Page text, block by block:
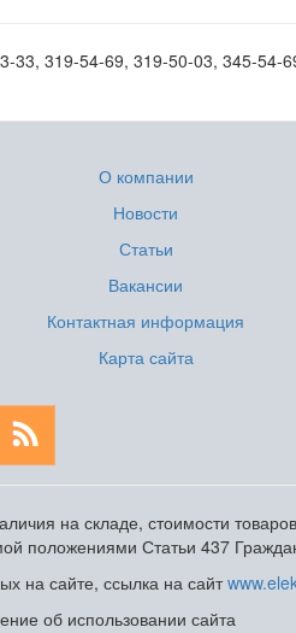
319-54-69, 319-50-03, 345-54-
О компании
Новости
Статьи
Вакансии
Контактная информация
Карта сайта
на складе, стоимости
положениями Статьи 437
на сайте, ссылка на сайт
об использовании сайта